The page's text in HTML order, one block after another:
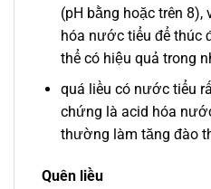
(pH bằng hoặc trên 8),
hóa nước tiểu để thúc
thể có hiệu quả trong
quá liều có nước tiểu
chứng là acid hóa
thường làm tăng đào
Quên liều